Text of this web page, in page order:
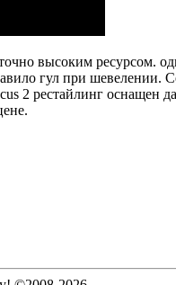
высоким ресурсом.
гул при шевелении.
2 рестайлинг оснащен